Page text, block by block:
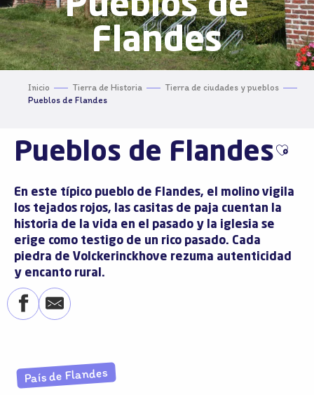
Pueblos de
Flandes
Inicio Tierra de Historia
Tierra de ciudades y pueblos
Pueblos de Flandes
Pueblos de Flandes
En este típico pueblo de Flandes, el molino vigila
los tejados rojos, las casitas de paja cuentan la
historia de la vida en el pasado y la iglesia se
erige como testigo de un rico pasado. Cada
piedra de Volckerinckhove rezuma autenticidad
y encanto rural.
País de Flandes